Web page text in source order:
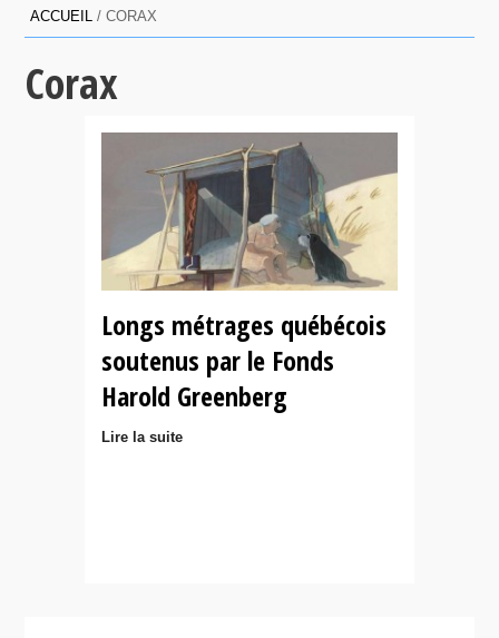
ACCUEIL /CORAX
Corax
Longs métrages québécois
soutenus par le Fonds
Harold Greenberg
Lire la suite